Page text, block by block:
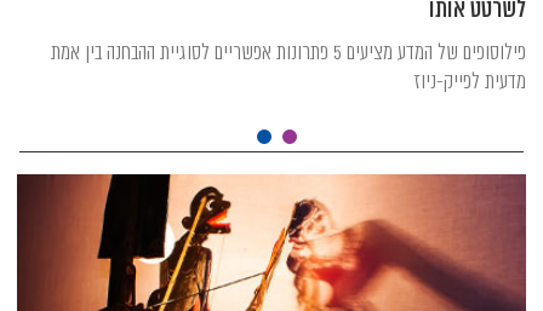
לשרטט אותו
פילוסופים של המדע מציעים 5 פתרונות אפשריים לסוגיית ההבחנה בין אמת
מדעית לפייק-ניוז